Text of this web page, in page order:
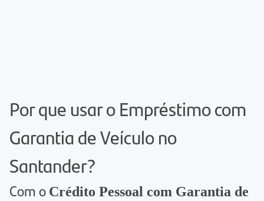
Por que usar o Empréstimo com
Garantia de Veículo no
Santander?
Com o Crédito Pessoal com Garantia de